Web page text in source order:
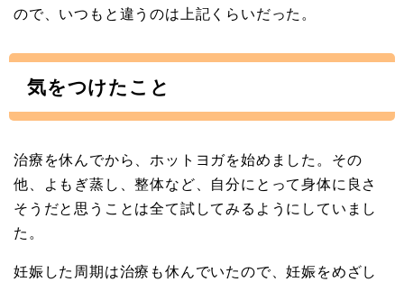
ので、いつもと違うのは上記くらいだった。
気をつけたこと
治療を休んでから、ホットヨガを始めました。その
他、よもぎ蒸し、整体など、自分にとって身体に良さ
そうだと思うことは全て試してみるようにしていまし
た。
妊娠した周期は治療も休んでいたので、妊娠をめざし